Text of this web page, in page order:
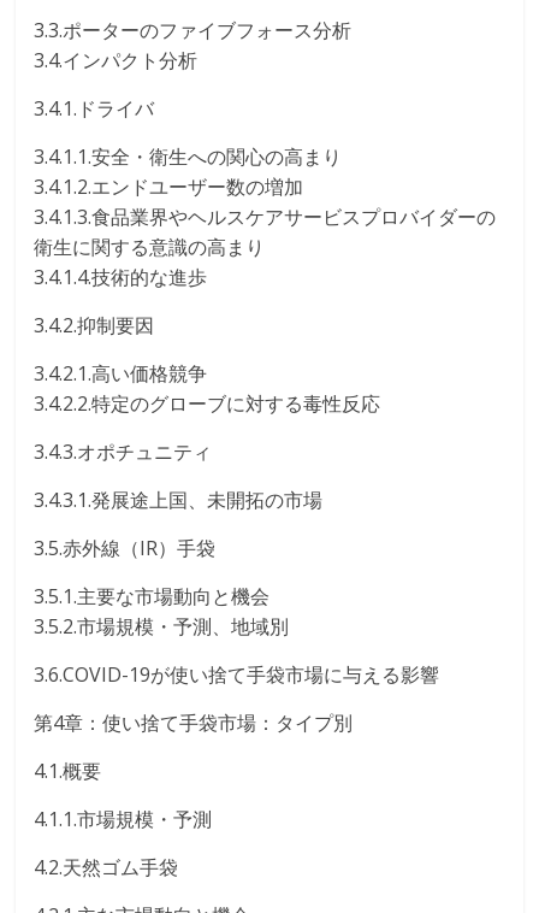
3.3.ポーターのファイブフォース分析
3.4.インパクト分析
3.4.1.ドライバ
3.4.1.1.安全・衛生への関心の高まり
3.4.1.2.エンドユーザー数の増加
3.4.1.3.食品業界やヘルスケアサービスプロバイダーの
衛生に関する意識の高まり
3.4.1.4.技術的な進歩
3.4.2.抑制要因
3.4.2.1.高い価格競争
3.4.2.2.特定のグローブに対する毒性反応
3.4.3.オポチュニティ
3.4.3.1.発展途上国、未開拓の市場
3.5.赤外線（IR）手袋
3.5.1.主要な市場動向と機会
3.5.2.市場規模・予測、地域別
3.6.COVID-19が使い捨て手袋市場に与える影響
第4章：使い捨て手袋市場：タイプ別
4.1.概要
4.1.1.市場規模・予測
4.2.天然ゴム手袋